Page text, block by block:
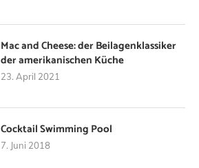
Mac and Cheese: der Beilagenklassiker
der amerikanischen Küche
23. April 2021
Cocktail Swimming Pool
7. Juni 2018